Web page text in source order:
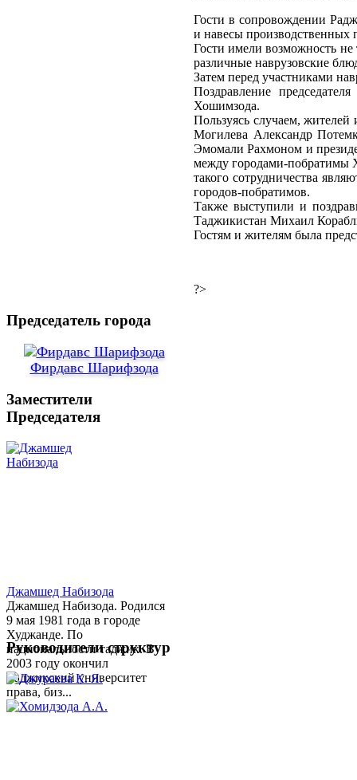
Гости в сопровождении
и навесы производственных
Гости имели возможность не
различные наврузовские
Затем перед участниками
Поздравление
Хошимзода.
Пользуясь случаем, жителей
Могилева Александр
Эмомали Рахмоном и
между городами-побратимы
такого сотрудничества
городов-побратимов.
Также выступили и
Таджикистан Михаил
Гостям и жителям была
?>
Председатель города
Фирдавс Шарифзода
Заместители
Председателя
Джамшед Набизода
Джамшед Набизода. Родился
9 мая 1981 года в городе
Худжанде. По
национальности таджик. В
2003 году окончил
Таджикский университет
права, биз...
Руководители структур